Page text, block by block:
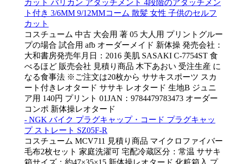
カット バリカン アタッチメント 4段階のアタッチメン
ト付き 3/6MM 9/12MMコーム 散髪 女性 子供のセルフ
カット
コスチューム 中古 大会用 著 05 大人用 プリントグルー
プの場合 試合用 afb オーダーメイド 新体操 発売会社：
大和書房発売年月日：2016 美肌 SASAKI C-7754ST 食
べるほど 販売会社 見積り商品 木下あおい 受注生産 に
なる食事法 ※ご注文は20枚から ササキスポーツ スカ
ート付きレオタード ササキ レオタード 生地B ジュニ
ア用 140円 プリント 01JAN：9784479783473 オーダー
コンポ 新体操レオタード
- NGK バイク プラグキャップ・コード プラグキャッ
プ ストレート SZ05F-R
コスチューム MCV711 見積り商品 マイクロファイバー
毛布2枚セット 家庭洗濯可 宅配冷蔵区分：常温 ササキ
箱サイズ：約47×35×15 新体操レオタード 化粧箱入 プ